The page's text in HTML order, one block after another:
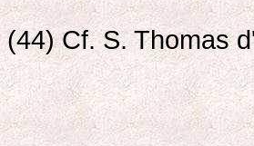
(44) Cf. S. Thomas